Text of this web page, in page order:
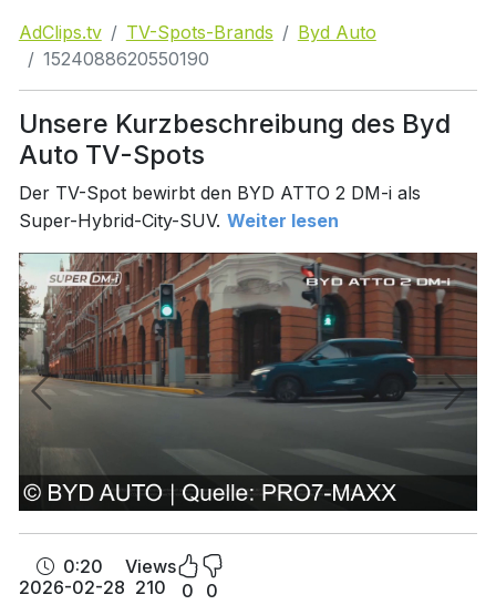
AdClips.tv TV-Spots-Brands
Byd Auto
1524088620550190
Unsere Kurzbeschreibung des Byd
Auto TV-Spots
Der TV-Spot bewirbt den BYD ATTO 2 DM-i als
Super-Hybrid-City-SUV. Weiter lesen
0:20
2026-02-28
Views
210
0 0